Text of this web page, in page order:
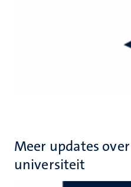
Meer updates
universiteit